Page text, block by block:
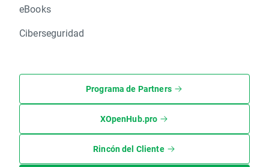
eBooks
Ciberseguridad
Programa de Partners
XOpenHub.pro
Rincón del Cliente